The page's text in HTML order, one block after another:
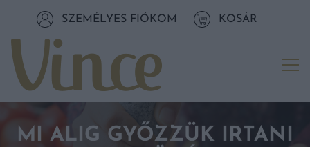
Tovább a tartalomhozSZEMÉLYES FIÓKOM KOSÁR
MI ALIG GYŐZZÜK IRTANI